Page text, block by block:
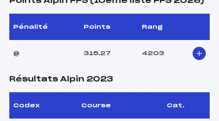
Pénalité Points Rang
@ 315.27 4203
Résultats Alpin 2023
Codex Course Cat.